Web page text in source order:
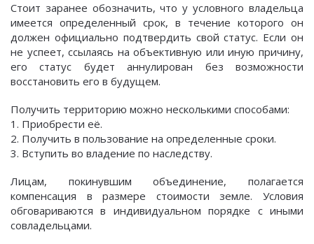
Стоит заранее обозначить, что у условного владельца
имеется определенный срок, в течение которого он
должен официально подтвердить свой статус. Если он
не успеет, ссылаясь на объективную или иную причину,
его статус будет аннулирован без возможности
восстановить его в будущем.
Получить территорию можно несколькими способами:
1. Приобрести её.
2. Получить в пользование на определенные сроки.
3. Вступить во владение по наследству.
Лицам, покинувшим объединение, полагается
компенсация в размере стоимости земле. Условия
обговариваются в индивидуальном порядке с иными
совладельцами.